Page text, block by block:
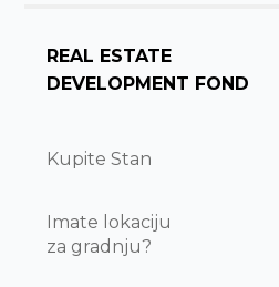
REAL ESTATE
DEVELOPMENT FOND
Kupite Stan
Imate lokaciju
za gradnju?